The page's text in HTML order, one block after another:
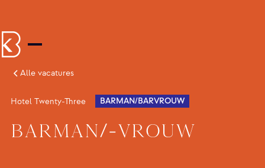
Alle vacatures
Hotel Twenty-Three BARMAN/BARVROUW
Barman/-vrouw